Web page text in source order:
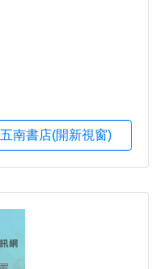
五南書店(開新視窗)